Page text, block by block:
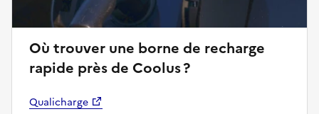
Où trouver une borne de recharge
rapide près de Coolus ?
Qualicharge